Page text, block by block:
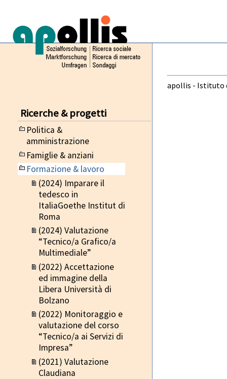
Ricerche & progetti
Politica &
amministrazione
Famiglie & anziani
Formazione & lavoro
(2024) Imparare il
tedesco in
ItaliaGoethe Institut di
Roma
(2024) Valutazione
“Tecnico/a Grafico/a
Multimediale”
(2022) Accettazione
ed immagine della
Libera Università di
Bolzano
(2022) Monitoraggio e
valutazione del corso
“Tecnico/a ai Servizi di
Impresa”
(2021) Valutazione
Claudiana
apollis - Istituto